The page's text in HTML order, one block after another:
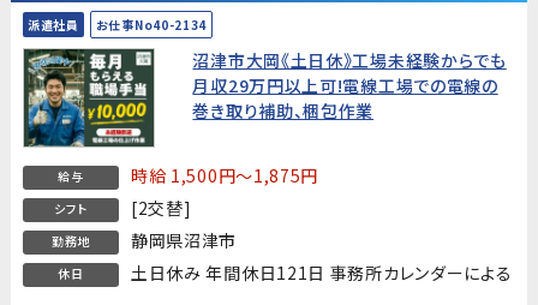
派遣社員 お仕事No40-2134
沼津市大岡《土日休》工場未経験からでも
月収29万円以上可!電線工場での電線の
巻き取り補助、梱包作業
給与 時給 1,500円～1,875円
シフト [2交替]
勤務地 静岡県沼津市
休日 土日休み 年間休日121日 事務所カレンダーによる